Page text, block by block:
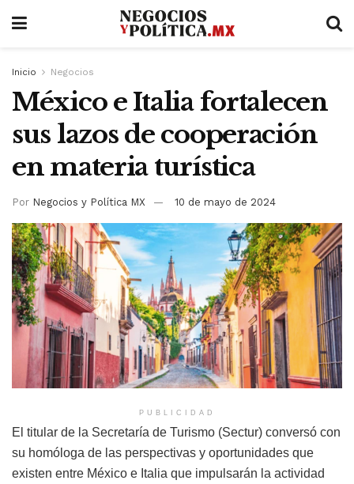
Inicio Negocios
México e Italia fortalecen
sus lazos de cooperación
en materia turística
Por Negocios y Política MX 10 de mayo de 2024
PUBLICIDAD
El titular de la Secretaría de Turismo (Sectur) conversó con
su homóloga de las perspectivas y oportunidades que
existen entre México e Italia que impulsarán la actividad